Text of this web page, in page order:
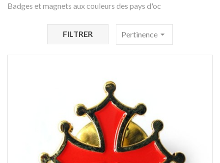
Badges et magnets aux couleurs des pays d'oc
FILTRER Pertinencearrow_drop_down